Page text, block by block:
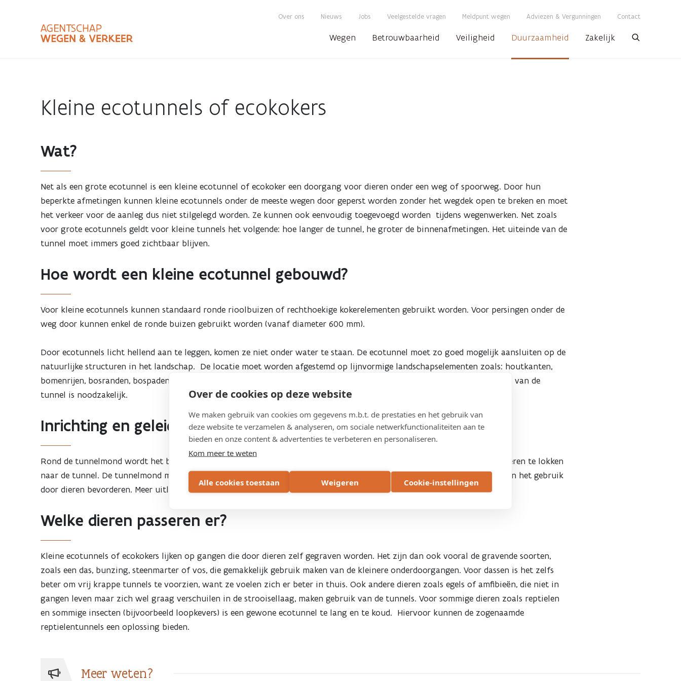
Over de cookies op deze website
We maken gebruik van cookies om gegevens m.b.t. de prestaties en het gebruik van
deze website te verzamelen & analyseren, om sociale netwerkfunctionaliteiten aan te
bieden en onze content & advertenties te verbeteren en personaliseren.
Kom meer te weten
Alle cookies toestaan Weigeren Cookie-instellingen
Over ons Nieuws Jobs Veelgestelde vragen Meldpunt wegen Adviezen & Vergunningen Contact
Wegen Betrouwbaarheid Veiligheid Duurzaamheid Zakelijk
Zoekbalk
Kleine ecotunnels of ecokokers
Wat?
Net als een grote ecotunnel is een kleine ecotunnel of ecokoker een doorgang voor dieren onder een weg of spoorweg. Door hun
beperkte afmetingen kunnen kleine ecotunnels onder de meeste wegen door geperst worden zonder het wegdek open te breken en moet
het verkeer voor de aanleg dus niet stilgelegd worden. Ze kunnen ook eenvoudig toegevoegd worden tijdens wegenwerken. Net zoals
voor grote ecotunnels geldt voor kleine tunnels het volgende: hoe langer de tunnel, he groter de binnenafmetingen. Het uiteinde van de
tunnel moet immers goed zichtbaar blijven.
Hoe wordt een kleine ecotunnel gebouwd?
Voor kleine ecotunnels kunnen standaard ronde rioolbuizen of rechthoekige kokerelementen gebruikt worden. Voor persingen onder de
weg door kunnen enkel de ronde buizen gebruikt worden (vanaf diameter 600 mm).
Door ecotunnels licht hellend aan te leggen, komen ze niet onder water te staan. De ecotunnel moet zo goed mogelijk aansluiten op de
natuurlijke structuren in het landschap. De locatie moet worden afgestemd op lijnvormige landschapselementen zoals: houtkanten,
bomenrijen, bosranden, bospaden, natuurlijke waterlopen, kleine depressies,... Een laagje gebiedseigen aarde op de bodem van de
tunnel is noodzakelijk.
Inrichting en geleiding
Rond de tunnelmond wordt het best een zogenaamd ‘lokstruweel’ voorzien. Dat is een begroeiing met struiken om de dieren te lokken
naar de tunnel. De tunnelmond moet wel steeds vrij blijven. Ook stronkenwallen in de richting van de tunnelmond kunnen het gebruik
door dieren bevorderen. Meer uitleg over geleiding naar ontsnipperingsmaatregelen vind jehier.
Welke dieren passeren er?
Kleine ecotunnels of ecokokers lijken op gangen die door dieren zelf gegraven worden. Het zijn dan ook vooral de gravende soorten,
zoals een das, bunzing, steenmarter of vos, die gemakkelijk gebruik maken van de kleinere onderdoorgangen. Voor dassen is het zelfs
beter om vrij krappe tunnels te voorzien, want ze voelen zich er beter in thuis. Ook andere dieren zoals egels of amfibieën, die niet in
gangen leven maar zich wel graag verschuilen in de strooisellaag, maken gebruik van de tunnels. Voor sommige dieren zoals reptielen
en sommige insecten (bijvoorbeeld loopkevers) is een gewone ecotunnel te lang en te koud. Hiervoor kunnen de zogenaamde
reptielentunnels een oplossing bieden.
Meer weten?